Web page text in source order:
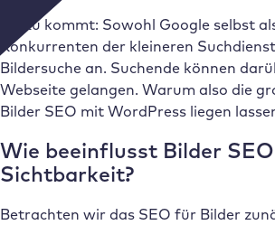
Hinzu kommt: Sowohl Google selbst
Konkurrenten der kleineren
Bildersuche an. Suchende können
Webseite gelangen. Warum also die
Bilder SEO mit WordPress liegen
Wie beeinflusst Bilder
Sichtbarkeit?
Betrachten wir das SEO für Bilder